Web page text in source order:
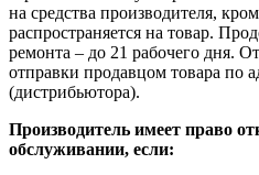
на средства производителя,
распространяется на товар.
ремонта – до 21 рабочего дня.
отправки продавцом товара по
(дистрибьютора).
Производитель имеет право
обслуживании, если: